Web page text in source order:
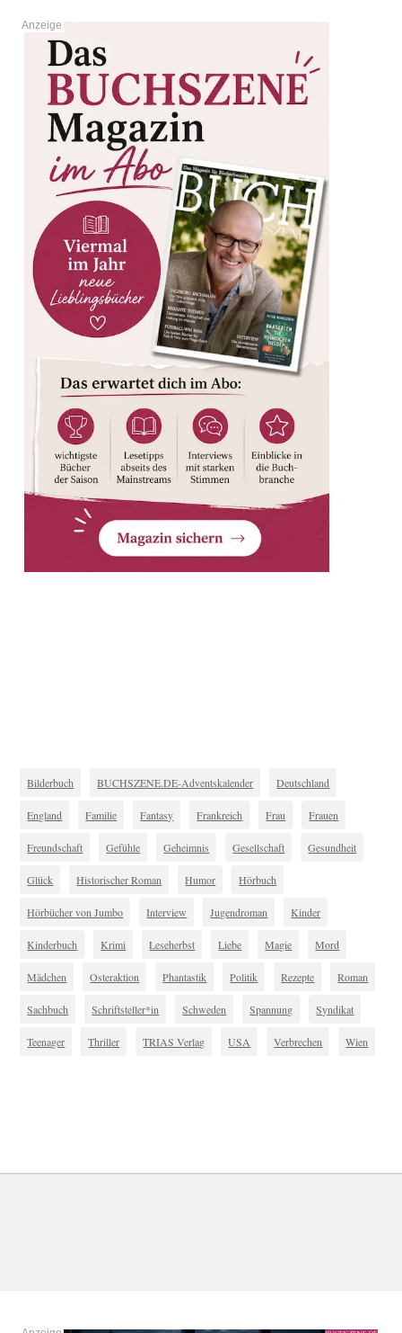
Bilderbuch BUCHSZENE.DE-Adventskalender Deutschland
England Familie Fantasy Frankreich Frau Frauen
Freundschaft Gefühle Geheimnis Gesellschaft Gesundheit
Glück Historischer Roman Humor Hörbuch
Hörbücher von Jumbo Interview Jugendroman Kinder
Kinderbuch Krimi Leseherbst Liebe Magie Mord
Mädchen Osteraktion Phantastik Politik Rezepte Roman
Sachbuch Schriftsteller*in Schweden Spannung Syndikat
Teenager Thriller TRIAS Verlag USA Verbrechen Wien